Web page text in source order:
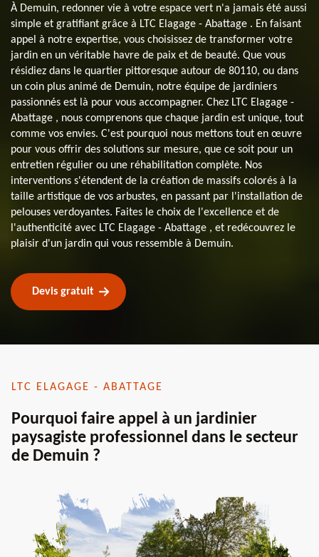
À Demuin, redonner vie à votre espace vert n'a jamais été aussi
simple et gratifiant grâce à LTC Elagage - Abattage . En faisant
appel à notre expertise, vous choisissez de transformer votre
jardin en un véritable havre de paix et de beauté. Que vous
résidiez dans le quartier pittoresque autour de 80110, ou dans
un coin plus animé de Demuin, notre équipe de jardiniers
passionnés est là pour vous accompagner. Chez LTC Elagage -
Abattage , nous comprenons que chaque jardin est unique, tout
comme vos envies. C'est pourquoi nous mettons tout en œuvre
pour vous offrir des solutions sur mesure, que ce soit pour un
entretien régulier ou une réhabilitation complète. Nos
interventions s'étendent de la création de massifs colorés à la
taille artistique de vos arbustes, en passant par l'installation de
pelouses verdoyantes. Faites le choix de l'excellence et de
l'authenticité avec LTC Elagage - Abattage , et redécouvrez le
plaisir d'un jardin qui vous ressemble à Demuin.
Devis gratuit
LTC ELAGAGE - ABATTAGE
Pourquoi faire appel à un jardinier
paysagiste professionnel dans le secteur
de Demuin ?